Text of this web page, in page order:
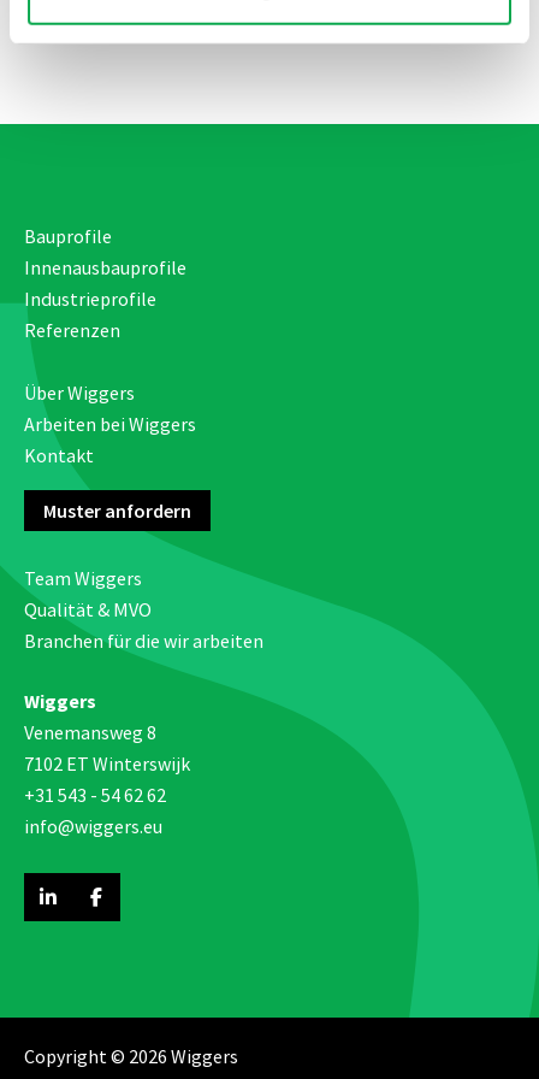
Bauprofile
Innenausbauprofile
Industrieprofile
Referenzen
Über Wiggers
Arbeiten bei Wiggers
Kontakt
Muster anfordern
Team Wiggers
Qualität & MVO
Branchen für die wir arbeiten
Wiggers
Venemansweg 8
7102 ET Winterswijk
+31 543 - 54 62 62
info@wiggers.eu
Copyright © 2026 Wiggers